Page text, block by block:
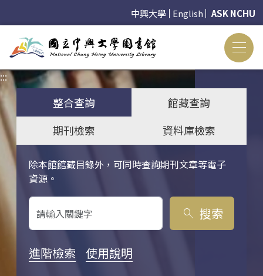
中興大學 English ASK NCHU
:::
整合查詢
館藏查詢
期刊檢索
資料庫檢索
除本館館藏目錄外，可同時查詢期刊文章等電子
資源。
關鍵字搜尋
search 搜索
進階檢索 使用說明